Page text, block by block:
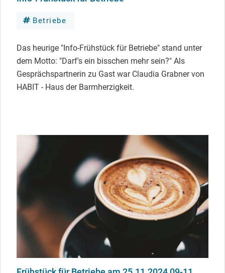
Betriebe
Das heurige "Info-Frühstück für Betriebe" stand unter
dem Motto: "Darf's ein bisschen mehr sein?" Als
Gesprächspartnerin zu Gast war Claudia Grabner von
HABIT - Haus der Barmherzigkeit.